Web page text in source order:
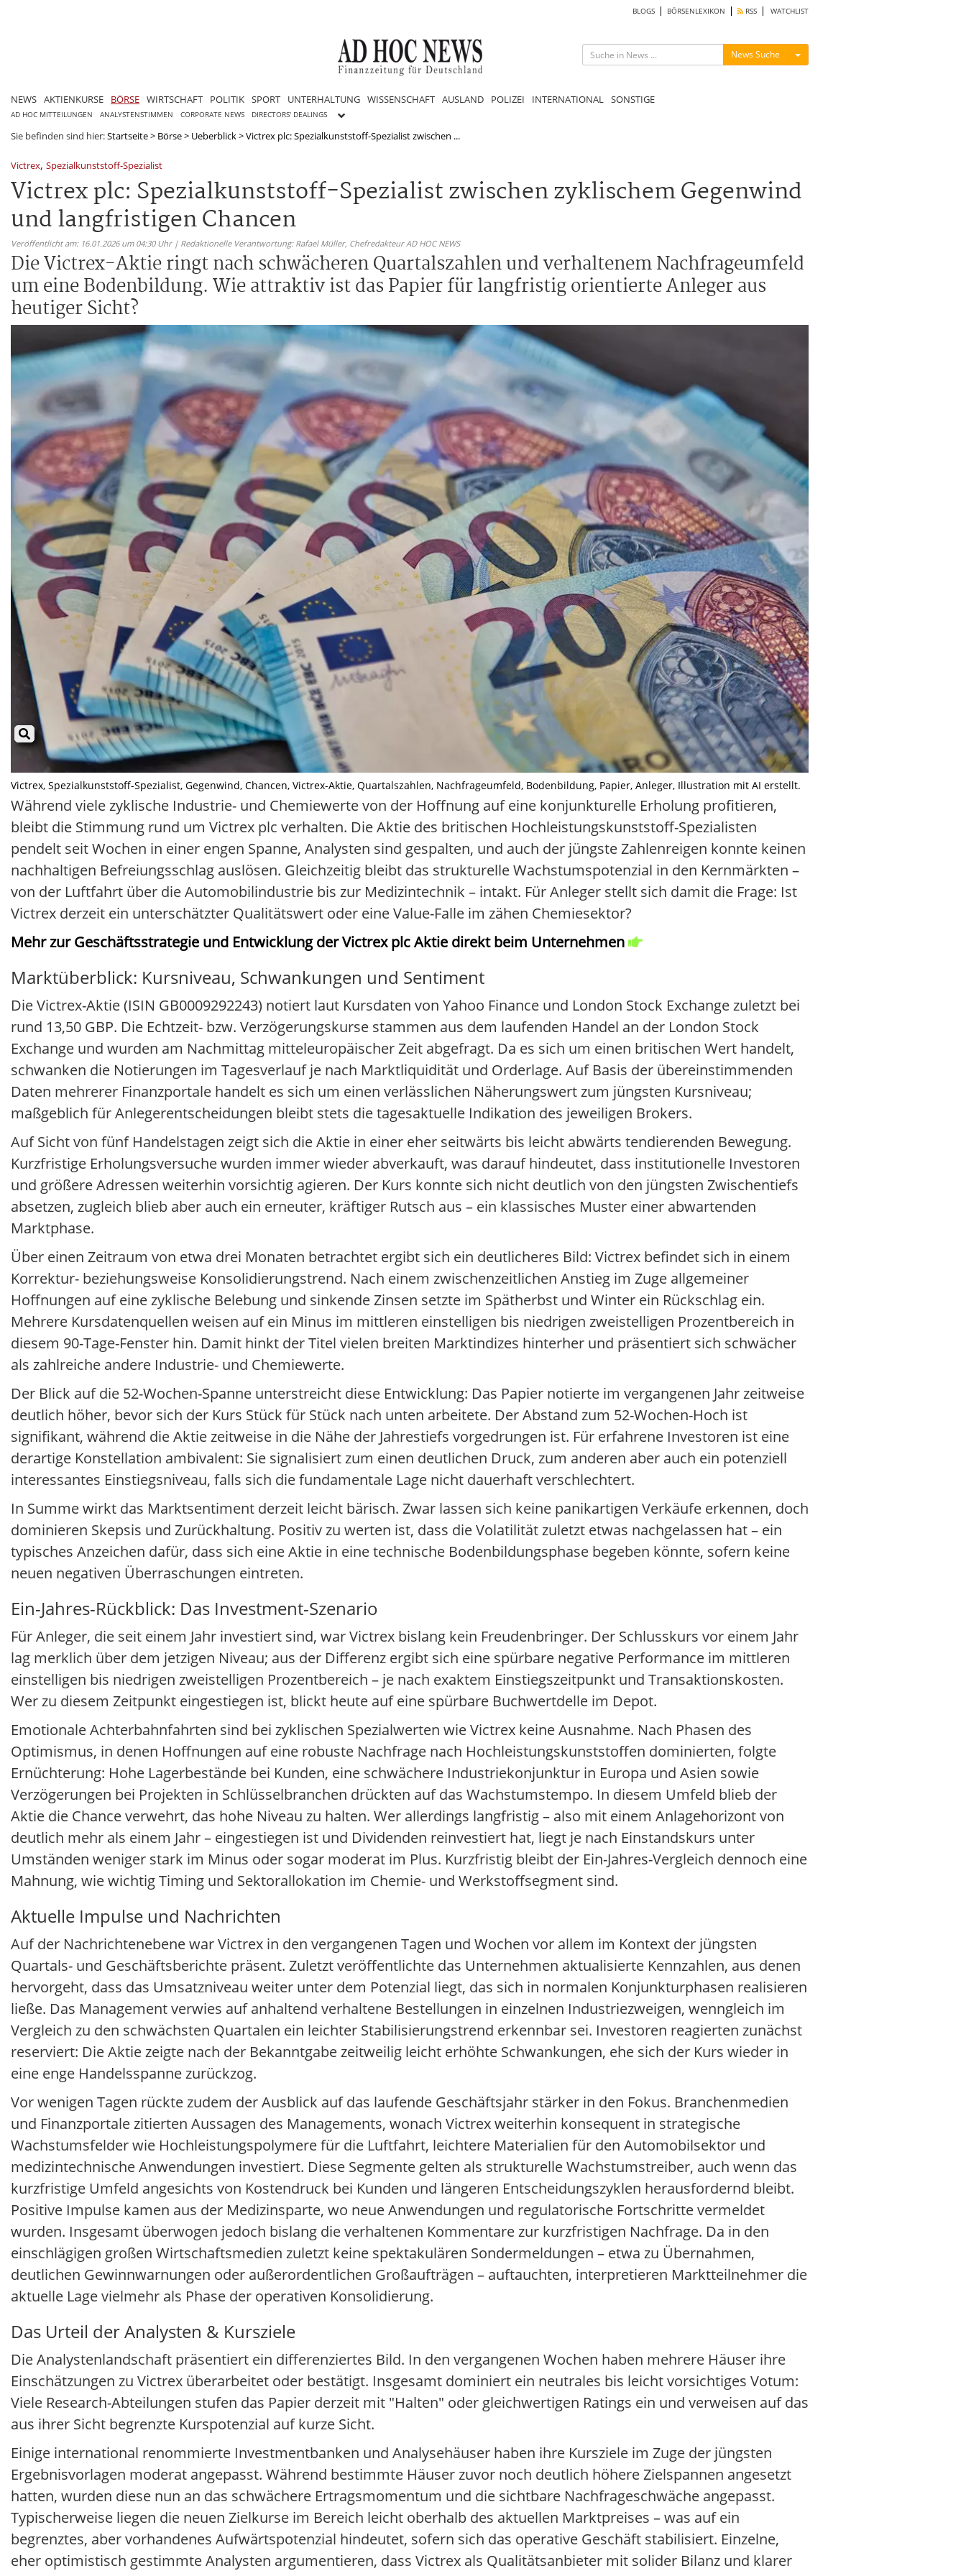
BLOGS BÖRSENLEXIKON RSS WATCHLIST
News Suche Menü ein-/ausblenden
NEWS AKTIENKURSE BÖRSE WIRTSCHAFT POLITIK SPORT UNTERHALTUNG WISSENSCHAFT AUSLAND POLIZEI INTERNATIONAL SONSTIGE
AD HOC MITTEILUNGEN ANALYSTENSTIMMEN CORPORATE NEWS DIRECTORS' DEALINGS
Sie befinden sind hier:Startseite> Börse> Ueberblick>Victrex plc: Spezialkunststoff-Spezialist zwischen ...
Victrex, Spezialkunststoff-Spezialist
Victrex plc: Spezialkunststoff-Spezialist zwischen zyklischem Gegenwind
und langfristigen Chancen
Veröffentlicht am: 16.01.2026 um 04:30 Uhr | Redaktionelle Verantwortung: Rafael Müller, Chefredakteur AD HOC NEWS
Die Victrex-Aktie ringt nach schwächeren Quartalszahlen und verhaltenem Nachfrageumfeld
um eine Bodenbildung. Wie attraktiv ist das Papier für langfristig orientierte Anleger aus
heutiger Sicht?
Victrex, Spezialkunststoff-Spezialist, Gegenwind, Chancen, Victrex-Aktie, Quartalszahlen, Nachfrageumfeld, Bodenbildung, Papier, Anleger, Illustration mit AI erstellt.
Während viele zyklische Industrie- und Chemiewerte von der Hoffnung auf eine konjunkturelle Erholung profitieren,
bleibt die Stimmung rund um Victrex plc verhalten. Die Aktie des britischen Hochleistungskunststoff-Spezialisten
pendelt seit Wochen in einer engen Spanne, Analysten sind gespalten, und auch der jüngste Zahlenreigen konnte keinen
nachhaltigen Befreiungsschlag auslösen. Gleichzeitig bleibt das strukturelle Wachstumspotenzial in den Kernmärkten –
von der Luftfahrt über die Automobilindustrie bis zur Medizintechnik – intakt. Für Anleger stellt sich damit die Frage: Ist
Victrex derzeit ein unterschätzter Qualitätswert oder eine Value-Falle im zähen Chemiesektor?
Mehr zur Geschäftsstrategie und Entwicklung der Victrex plc Aktie direkt beim Unternehmen
Marktüberblick: Kursniveau, Schwankungen und Sentiment
Die Victrex-Aktie (ISIN GB0009292243) notiert laut Kursdaten von Yahoo Finance und London Stock Exchange zuletzt bei
rund 13,50 GBP. Die Echtzeit- bzw. Verzögerungskurse stammen aus dem laufenden Handel an der London Stock
Exchange und wurden am Nachmittag mitteleuropäischer Zeit abgefragt. Da es sich um einen britischen Wert handelt,
schwanken die Notierungen im Tagesverlauf je nach Marktliquidität und Orderlage. Auf Basis der übereinstimmenden
Daten mehrerer Finanzportale handelt es sich um einen verlässlichen Näherungswert zum jüngsten Kursniveau;
maßgeblich für Anlegerentscheidungen bleibt stets die tagesaktuelle Indikation des jeweiligen Brokers.
Auf Sicht von fünf Handelstagen zeigt sich die Aktie in einer eher seitwärts bis leicht abwärts tendierenden Bewegung.
Kurzfristige Erholungsversuche wurden immer wieder abverkauft, was darauf hindeutet, dass institutionelle Investoren
und größere Adressen weiterhin vorsichtig agieren. Der Kurs konnte sich nicht deutlich von den jüngsten Zwischentiefs
absetzen, zugleich blieb aber auch ein erneuter, kräftiger Rutsch aus – ein klassisches Muster einer abwartenden
Marktphase.
Über einen Zeitraum von etwa drei Monaten betrachtet ergibt sich ein deutlicheres Bild: Victrex befindet sich in einem
Korrektur- beziehungsweise Konsolidierungstrend. Nach einem zwischenzeitlichen Anstieg im Zuge allgemeiner
Hoffnungen auf eine zyklische Belebung und sinkende Zinsen setzte im Spätherbst und Winter ein Rückschlag ein.
Mehrere Kursdatenquellen weisen auf ein Minus im mittleren einstelligen bis niedrigen zweistelligen Prozentbereich in
diesem 90-Tage-Fenster hin. Damit hinkt der Titel vielen breiten Marktindizes hinterher und präsentiert sich schwächer
als zahlreiche andere Industrie- und Chemiewerte.
Der Blick auf die 52-Wochen-Spanne unterstreicht diese Entwicklung: Das Papier notierte im vergangenen Jahr zeitweise
deutlich höher, bevor sich der Kurs Stück für Stück nach unten arbeitete. Der Abstand zum 52-Wochen-Hoch ist
signifikant, während die Aktie zeitweise in die Nähe der Jahrestiefs vorgedrungen ist. Für erfahrene Investoren ist eine
derartige Konstellation ambivalent: Sie signalisiert zum einen deutlichen Druck, zum anderen aber auch ein potenziell
interessantes Einstiegsniveau, falls sich die fundamentale Lage nicht dauerhaft verschlechtert.
In Summe wirkt das Marktsentiment derzeit leicht bärisch. Zwar lassen sich keine panikartigen Verkäufe erkennen, doch
dominieren Skepsis und Zurückhaltung. Positiv zu werten ist, dass die Volatilität zuletzt etwas nachgelassen hat – ein
typisches Anzeichen dafür, dass sich eine Aktie in eine technische Bodenbildungsphase begeben könnte, sofern keine
neuen negativen Überraschungen eintreten.
Ein-Jahres-Rückblick: Das Investment-Szenario
Für Anleger, die seit einem Jahr investiert sind, war Victrex bislang kein Freudenbringer. Der Schlusskurs vor einem Jahr
lag merklich über dem jetzigen Niveau; aus der Differenz ergibt sich eine spürbare negative Performance im mittleren
einstelligen bis niedrigen zweistelligen Prozentbereich – je nach exaktem Einstiegszeitpunkt und Transaktionskosten.
Wer zu diesem Zeitpunkt eingestiegen ist, blickt heute auf eine spürbare Buchwertdelle im Depot.
Emotionale Achterbahnfahrten sind bei zyklischen Spezialwerten wie Victrex keine Ausnahme. Nach Phasen des
Optimismus, in denen Hoffnungen auf eine robuste Nachfrage nach Hochleistungskunststoffen dominierten, folgte
Ernüchterung: Hohe Lagerbestände bei Kunden, eine schwächere Industriekonjunktur in Europa und Asien sowie
Verzögerungen bei Projekten in Schlüsselbranchen drückten auf das Wachstumstempo. In diesem Umfeld blieb der
Aktie die Chance verwehrt, das hohe Niveau zu halten. Wer allerdings langfristig – also mit einem Anlagehorizont von
deutlich mehr als einem Jahr – eingestiegen ist und Dividenden reinvestiert hat, liegt je nach Einstandskurs unter
Umständen weniger stark im Minus oder sogar moderat im Plus. Kurzfristig bleibt der Ein-Jahres-Vergleich dennoch eine
Mahnung, wie wichtig Timing und Sektorallokation im Chemie- und Werkstoffsegment sind.
Aktuelle Impulse und Nachrichten
Auf der Nachrichtenebene war Victrex in den vergangenen Tagen und Wochen vor allem im Kontext der jüngsten
Quartals- und Geschäftsberichte präsent. Zuletzt veröffentlichte das Unternehmen aktualisierte Kennzahlen, aus denen
hervorgeht, dass das Umsatzniveau weiter unter dem Potenzial liegt, das sich in normalen Konjunkturphasen realisieren
ließe. Das Management verwies auf anhaltend verhaltene Bestellungen in einzelnen Industriezweigen, wenngleich im
Vergleich zu den schwächsten Quartalen ein leichter Stabilisierungstrend erkennbar sei. Investoren reagierten zunächst
reserviert: Die Aktie zeigte nach der Bekanntgabe zeitweilig leicht erhöhte Schwankungen, ehe sich der Kurs wieder in
eine enge Handelsspanne zurückzog.
Vor wenigen Tagen rückte zudem der Ausblick auf das laufende Geschäftsjahr stärker in den Fokus. Branchenmedien
und Finanzportale zitierten Aussagen des Managements, wonach Victrex weiterhin konsequent in strategische
Wachstumsfelder wie Hochleistungspolymere für die Luftfahrt, leichtere Materialien für den Automobilsektor und
medizintechnische Anwendungen investiert. Diese Segmente gelten als strukturelle Wachstumstreiber, auch wenn das
kurzfristige Umfeld angesichts von Kostendruck bei Kunden und längeren Entscheidungszyklen herausfordernd bleibt.
Positive Impulse kamen aus der Medizinsparte, wo neue Anwendungen und regulatorische Fortschritte vermeldet
wurden. Insgesamt überwogen jedoch bislang die verhaltenen Kommentare zur kurzfristigen Nachfrage. Da in den
einschlägigen großen Wirtschaftsmedien zuletzt keine spektakulären Sondermeldungen – etwa zu Übernahmen,
deutlichen Gewinnwarnungen oder außerordentlichen Großaufträgen – auftauchten, interpretieren Marktteilnehmer die
aktuelle Lage vielmehr als Phase der operativen Konsolidierung.
Das Urteil der Analysten & Kursziele
Die Analystenlandschaft präsentiert ein differenziertes Bild. In den vergangenen Wochen haben mehrere Häuser ihre
Einschätzungen zu Victrex überarbeitet oder bestätigt. Insgesamt dominiert ein neutrales bis leicht vorsichtiges Votum:
Viele Research-Abteilungen stufen das Papier derzeit mit "Halten" oder gleichwertigen Ratings ein und verweisen auf das
aus ihrer Sicht begrenzte Kurspotenzial auf kurze Sicht.
Einige international renommierte Investmentbanken und Analysehäuser haben ihre Kursziele im Zuge der jüngsten
Ergebnisvorlagen moderat angepasst. Während bestimmte Häuser zuvor noch deutlich höhere Zielspannen angesetzt
hatten, wurden diese nun an das schwächere Ertragsmomentum und die sichtbare Nachfrageschwäche angepasst.
Typischerweise liegen die neuen Zielkurse im Bereich leicht oberhalb des aktuellen Marktpreises – was auf ein
begrenztes, aber vorhandenes Aufwärtspotenzial hindeutet, sofern sich das operative Geschäft stabilisiert. Einzelne,
eher optimistisch gestimmte Analysten argumentieren, dass Victrex als Qualitätsanbieter mit solider Bilanz und klarer